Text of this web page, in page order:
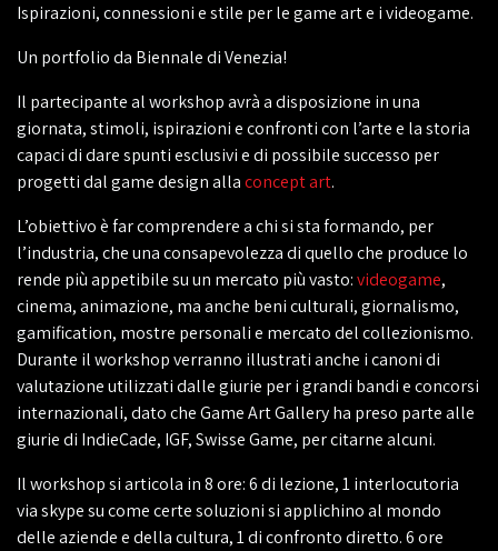
Ispirazioni, connessioni e stile per le game art e i videogame.
Un portfolio da Biennale di Venezia!
Il partecipante al workshop avrà a disposizione in una
giornata, stimoli, ispirazioni e confronti con l’arte e la storia
capaci di dare spunti esclusivi e di possibile successo per
progetti dal game design allaconcept art.
L’obiettivo è far comprendere a chi si sta formando, per
l’industria, che una consapevolezza di quello che produce lo
rende più appetibile su un mercato più vasto:videogame,
cinema, animazione, ma anche beni culturali, giornalismo,
gamification, mostre personali e mercato del collezionismo.
Durante il workshop verranno illustrati anche i canoni di
valutazione utilizzati dalle giurie per i grandi bandi e concorsi
internazionali, dato che Game Art Gallery ha preso parte alle
giurie di IndieCade, IGF, Swisse Game, per citarne alcuni.
Il workshop si articola in 8 ore: 6 di lezione, 1 interlocutoria
via skype su come certe soluzioni si applichino al mondo
delle aziende e della cultura, 1 di confronto diretto. 6 ore